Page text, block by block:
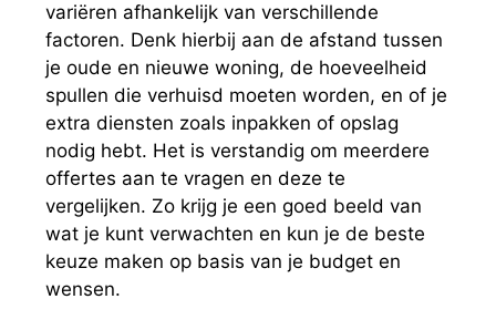
variëren afhankelijk van verschillende
factoren. Denk hierbij aan de afstand tussen
je oude en nieuwe woning, de hoeveelheid
spullen die verhuisd moeten worden, en of je
extra diensten zoals inpakken of opslag
nodig hebt. Het is verstandig om meerdere
offertes aan te vragen en deze te
vergelijken. Zo krijg je een goed beeld van
wat je kunt verwachten en kun je de beste
keuze maken op basis van je budget en
wensen.